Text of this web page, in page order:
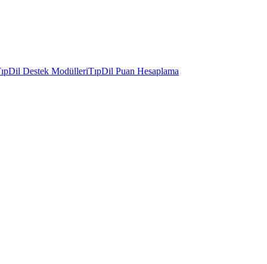
Destek ModülleriTıpDil Puan Hesaplama